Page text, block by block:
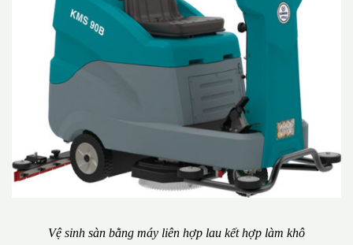
Vệ sinh sàn bằng máy liên hợp lau kết hợp làm khô